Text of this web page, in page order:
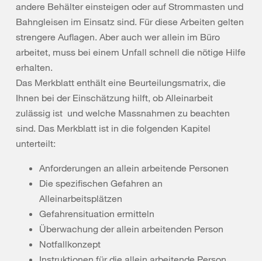
andere Behälter einsteigen oder auf Strommasten und
Bahngleisen im Einsatz sind. Für diese Arbeiten gelten
strengere Auflagen. Aber auch wer allein im Büro
arbeitet, muss bei einem Unfall schnell die nötige Hilfe
erhalten.
Das Merkblatt enthält eine Beurteilungsmatrix, die
Ihnen bei der Einschätzung hilft, ob Alleinarbeit
zulässig ist und welche Massnahmen zu beachten
sind. Das Merkblatt ist in die folgenden Kapitel
unterteilt:
Anforderungen an allein arbeitende Personen
Die spezifischen Gefahren an
Alleinarbeitsplätzen
Gefahrensituation ermitteln
Überwachung der allein arbeitenden Person
Notfallkonzept